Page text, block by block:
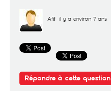
Afif il y a environ 7 ans
Répondre à cette question